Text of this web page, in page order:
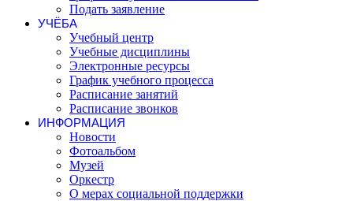
Подать заявление
УЧЁБА
Учебный центр
Учебные дисциплины
Электронные ресурсы
График учебного процесса
Расписание занятий
Расписание звонков
ИНФОРМАЦИЯ
Новости
Фотоальбом
Музей
Оркестр
О мерах социальной поддержки